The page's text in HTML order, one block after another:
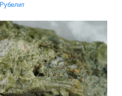
Рубелит